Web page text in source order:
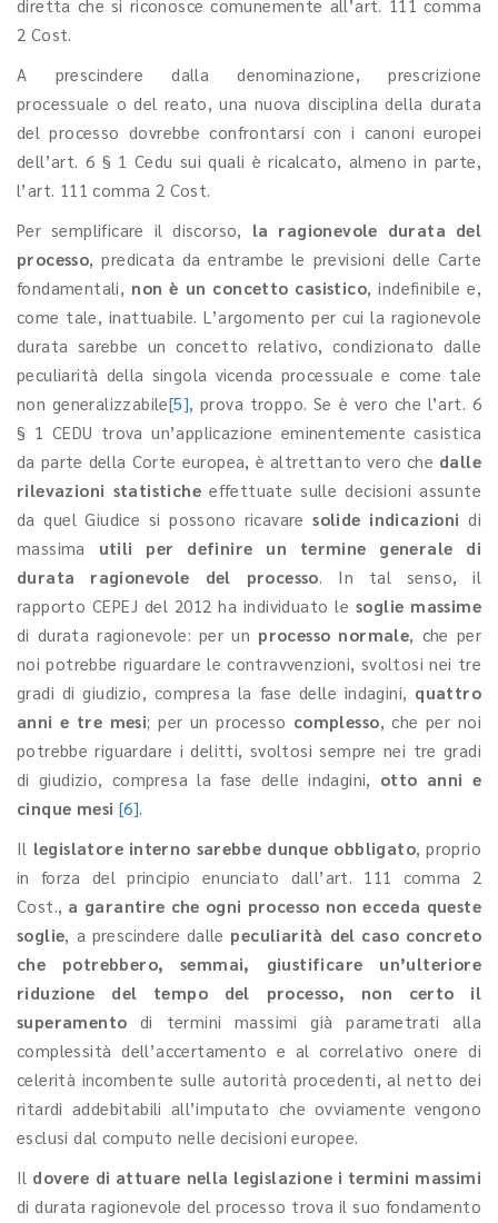
diretta che si riconosce comunemente all’art. 111 comma
2 Cost.
A prescindere dalla denominazione, prescrizione
processuale o del reato, una nuova disciplina della durata
del processo dovrebbe confrontarsi con i canoni europei
dell’art. 6 § 1 Cedu sui quali è ricalcato, almeno in parte,
l’art. 111 comma 2 Cost.
Per semplificare il discorso, la ragionevole durata del
processo, predicata da entrambe le previsioni delle Carte
fondamentali, non è un concetto casistico, indefinibile e,
come tale, inattuabile. L’argomento per cui la ragionevole
durata sarebbe un concetto relativo, condizionato dalle
peculiarità della singola vicenda processuale e come tale
non generalizzabile[5], prova troppo. Se è vero che l’art. 6
§ 1 CEDU trova un’applicazione eminentemente casistica
da parte della Corte europea, è altrettanto vero che dalle
rilevazioni statisticheeffettuate sulle decisioni assunte
da quel Giudice si possono ricavaresolide indicazioni di
massima utili per definire un termine generale di
durata ragionevole del processo. In tal senso, il
rapporto CEPEJ del 2012 ha individuato le soglie massime
di durata ragionevole: per un processo normale, che per
noi potrebbe riguardare le contravvenzioni, svoltosi nei tre
gradi di giudizio, compresa la fase delle indagini, quattro
anni e tre mesi; per un processo complesso, che per noi
potrebbe riguardare i delitti, svoltosi sempre nei tre gradi
di giudizio, compresa la fase delle indagini, otto anni e
cinque mesi [6].
Il legislatore interno sarebbe dunque obbligato, proprio
in forza del principio enunciato dall’art. 111 comma 2
Cost., a garantire che ogni processo non ecceda queste
soglie, a prescindere dalle peculiarità del caso concreto
che potrebbero, semmai, giustificare un’ulteriore
riduzione del tempo del processo, non certo il
superamento di termini massimi già parametrati alla
complessità dell’accertamento e al correlativo onere di
celerità incombente sulle autorità procedenti, al netto dei
ritardi addebitabili all’imputato che ovviamente vengono
esclusi dal computo nelle decisioni europee.
Il dovere di attuare nella legislazione i termini massimi
di durata ragionevole del processo trova il suo fondamento